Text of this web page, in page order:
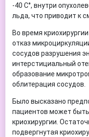
-40 C°, внутри
льда, что приводит к
Во время
отказ
сосудов разрушения
интерстициальный
образование
облитерация сосудов.
Было высказано
пациентов может
криохирургии.
подвергнутая